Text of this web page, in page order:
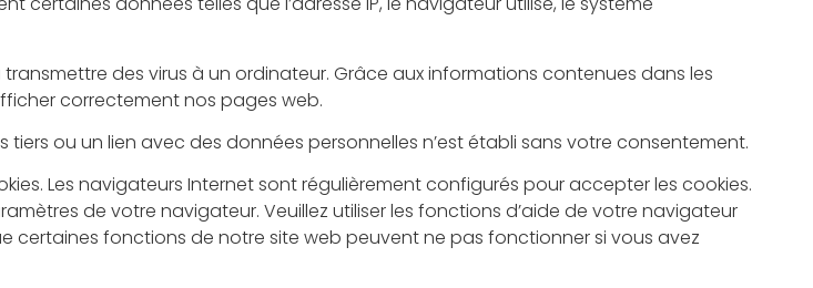
des virus à un ordinateur. Grâce aux informations contenues dans les
correctement nos pages web.
ou un lien avec des données personnelles n’est établi sans votre consentement.
Les navigateurs Internet sont régulièrement configurés pour accepter les cookies.
de votre navigateur. Veuillez utiliser les fonctions d’aide de votre navigateur
certaines fonctions de notre site web peuvent ne pas fonctionner si vous avez